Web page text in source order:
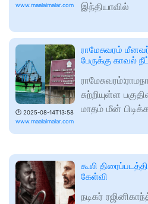
www.maalaimalar.com
இந்தியாவில்
🕑 2025-08-14T13:58
www.maalaimalar.com
ராமேசுவரம்
பேருக்கு காவல்
சுற்றியுள்ள
மாதம் மீன்
கூலி
கேள்வி
நடிகர்